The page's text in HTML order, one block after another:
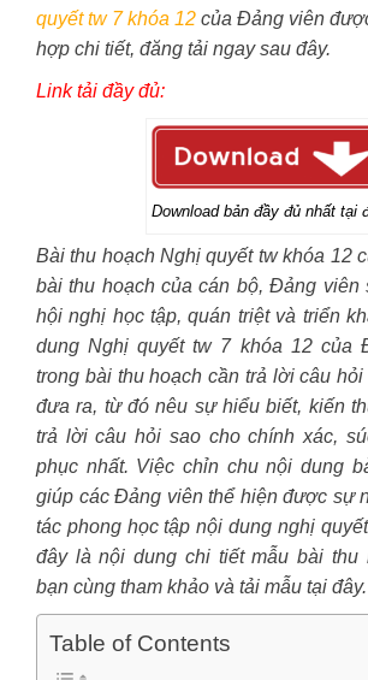
quyết tw 7 khóa 12 của Đảng viên
hợp chi tiết, đăng tải ngay sau đây.
Link tải đầy đủ:
Download bản đầy đủ nhất tại
Bài thu hoạch Nghị quyết tw khóa 12
bài thu hoạch của cán bộ, Đảng viên
hội nghị học tập, quán triệt và triển
dung Nghị quyết tw 7 khóa 12 của
trong bài thu hoạch cần trả lời câu
đưa ra, từ đó nêu sự hiểu biết, kiến
trả lời câu hỏi sao cho chính xác,
phục nhất. Việc chỉn chu nội dung
giúp các Đảng viên thể hiện được sự
tác phong học tập nội dung nghị
đây là nội dung chi tiết mẫu bài thu
bạn cùng tham khảo và tải mẫu tại đây.
Table of Contents